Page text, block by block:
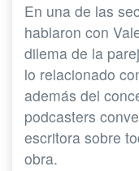
En una de las
hablaron con
dilema de la
lo relacionado
además del
podcasters
escritora sobre
obra.